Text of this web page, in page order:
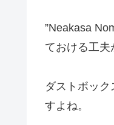
”Neakasa
ておける工夫
ダストボッ
すよね。